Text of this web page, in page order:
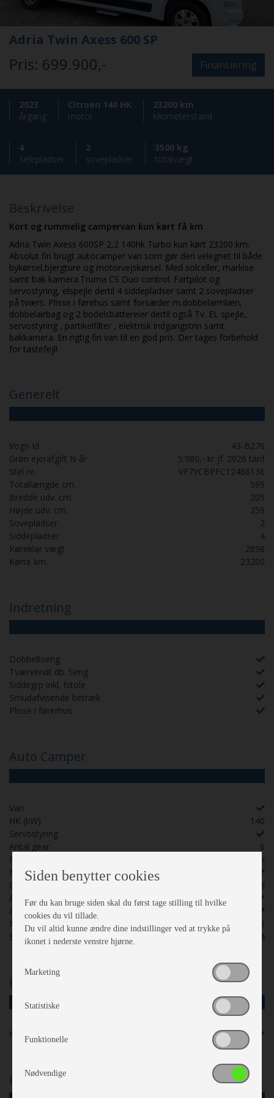
Van
Delintegreret
Helintegreret
Om Carthago
Om Westfalia
Udstyr
El-Artikler
Isolering og vinterafdækning
Solceller
Tekniske tips
Tips i Camperen
Nyheder
Nyhedsoversigt
Rejsebeskrivelser
Udlejning
Udlejning af autocampere
Om os
Hvem er vi
Links
Privatlivs- og cookie politik
Ledige stillinger
Værkfører
Adria Twin Axess 600 SP
Pris: 699.900,- Finansiering
2023
årgang
Citroen 140 HK
motor
23200 km
kilometerstand
4
Selepladser
2
sovepladser
3500 kg
totalvægt
Beskrivelse
Kort og rummelig campervan kun kørt få km
Adria Twin Axess 600SP 2,2 140hk Turbo kun kørt 23200 km.
Absolut fin brugt autocamper van som gør den velegnet til både
bykørsel,bjergture og motorvejskørsel. Med solceller, markise
samt bak kamera.Truma CS Duo control. Fartpilot og
servostyring, elspejle dertil 4 siddepladser samt 2 sovepladser
på tværs. Plisse i førehus samt forsæder m.dobbelarmlæn,
dobbelairbag og 2 bodelsbattereier dertil også Tv. EL spejle,
servostyring , partikelfilter , elektrisk indgangstrin samt
bakkamera. En rigtig fin van til en god pris. Der tages forbehold
for tastefejl!
Generelt
Vogn Id
43-B276
Grøn ejerafgift ½ år
5.980,- kr jf. 2026 tarif
Stel nr.
VF7YCBPFC12486136
Totallængde cm.
599
Bredde udv. cm.
205
Højde udv. cm.
259
Sovepladser
2
Siddepladser
4
Køreklar vægt
2898
Kørte km.
23200
Indretning
Dobbeltseng
Tværvendt db. Seng
Siddegrp inkl. fstole
Smudafvisende betræk
Plissé i førerhus
Auto Camper
Van
HK (kW)
140
Servostyring
Antal gear
6
Motorfabrikat
Citroen
Man. klima bildel
Drivmiddel
Diesel
Airbag førersæde
Airbag passager
Miljømærke
Euro 6
Selepladser
4
Karrosseri, Chassis & Magasiner
Midi tagluge
Køkken - Bad & Toilet